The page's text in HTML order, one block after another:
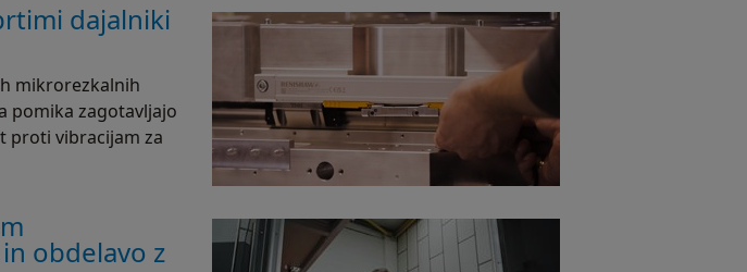
dajalniki
mikrorezkalnih
pomika zagotavljajo
proti vibracijam za
obdelavo z